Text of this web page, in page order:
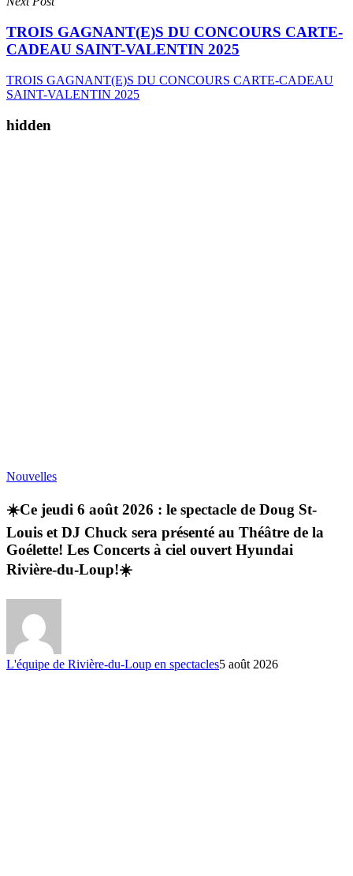
TROIS GAGNANT(E)S DU CONCOURS CARTE-
CADEAU SAINT-VALENTIN 2025
TROIS GAGNANT(E)S DU CONCOURS CARTE-CADEAU
SAINT-VALENTIN 2025
hidden
Nouvelles
☀️Ce jeudi 6 août 2026 : le spectacle de Doug St-
Louis et DJ Chuck sera présenté au Théâtre de la
Goélette! Les Concerts à ciel ouvert Hyundai
Rivière-du-Loup!☀️
L'équipe de Rivière-du-Loup en spectacles5 août 2026